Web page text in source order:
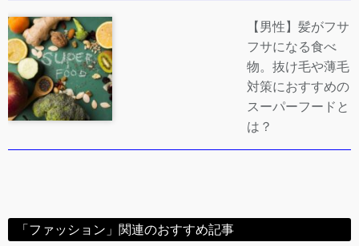
【男性】髪がフサ
フサになる食べ
物。抜け毛や薄毛
対策におすすめの
スーパーフードと
は？
「ファッション」関連のおすすめ記事